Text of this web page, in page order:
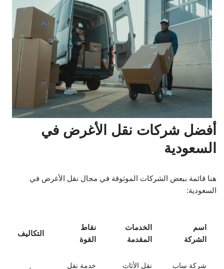
أفضل شركات نقل الأغرض في
السعودية
هنا قائمة ببعض الشركات الموثوقة في مجال نقل الأغرض في
السعودية:
اسم
الشركة
الخدمات
المقدمة
نقاط
القوة
التكاليف
شركة ساب نقل الأثاث خدمة نقل